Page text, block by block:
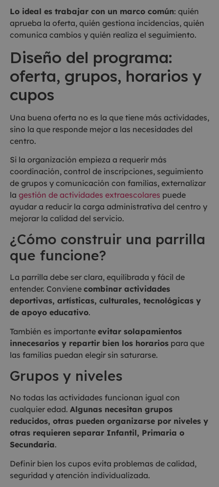
Lo ideal es trabajar con un marco común: quién
aprueba la oferta, quién gestiona incidencias, quién
comunica cambios y quién realiza el seguimiento.
Diseño del programa:
oferta, grupos, horarios y
cupos
Una buena oferta no es la que tiene más actividades,
sino la que responde mejor a las necesidades del
centro.
Si la organización empieza a requerir más
coordinación, control de inscripciones, seguimiento
de grupos y comunicación con familias, externalizar
la gestión de actividades extraescolares puede
ayudar a reducir la carga administrativa del centro y
mejorar la calidad del servicio.
¿Cómo construir una parrilla
que funcione?
La parrilla debe ser clara, equilibrada y fácil de
entender. Conviene combinar actividades
deportivas, artísticas, culturales, tecnológicas y
de apoyo educativo.
También es importante evitar solapamientos
innecesarios y repartir bien los horarios para que
las familias puedan elegir sin saturarse.
Grupos y niveles
No todas las actividades funcionan igual con
cualquier edad. Algunas necesitan grupos
reducidos, otras pueden organizarse por niveles y
otras requieren separar Infantil, Primaria o
Secundaria.
Definir bien los cupos evita problemas de calidad,
seguridad y atención individualizada.